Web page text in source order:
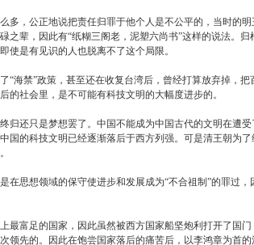
多，公正地说把责任归罪于他个人是不公平的，当时的
之辈，因此有“纸糊三阁老，泥塑六尚书”这样的说法。归
使是有见识的人也脱离不了这个局限。
“海禁”政策，甚至还在收复台湾后，曾经打算放弃掉，
的社会里，是不可能有科技文明的大幅度进步的。
归还只是梦想罢了。中国不能成为中国古代的文明在遭
国的科技文明已经逐渐落后于西方列强。可是清王朝为
在思想领域的保守使进步和发展成为“不合祖制”的罪过
最富足的国家，因此虽然被西方国家船坚炮利打开了国
领先的。因此在饱尝国家落后的痛苦后，以李鸿章为首